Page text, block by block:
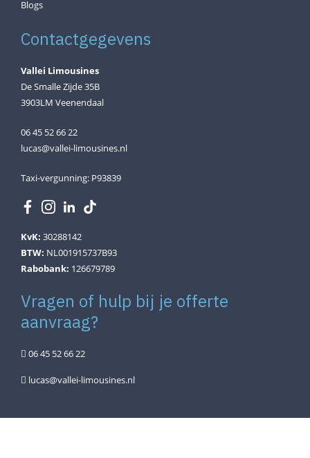
Blogs
Contactgegevens
Vallei Limousines
De Smalle Zijde 35B
3903LM Veenendaal
06 45 52 66 22
lucas@vallei-limousines.nl
Taxi-vergunning: P93839
KvK: 30288142
BTW: NL001915737B93
Rabobank: 126679789
Vragen of hulp bij je offerte
aanvraag?
06 45 52 66 22
lucas@vallei-limousines.nl